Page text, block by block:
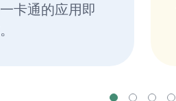
卡通的应用即